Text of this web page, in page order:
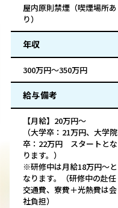
屋内原則禁煙（喫煙場所あ
り）
年収
300万円～350万円
給与備考
【月給】20万円～
（大学卒：21万円、大学院
卒：22万円 スタートとな
ります。）
※研修中は月給18万円～と
なります。（研修中の赴任
交通費、寮費＋光熱費は会
社負担）